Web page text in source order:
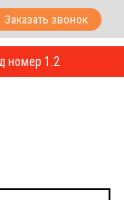
Заказать звонок
номер 1.2